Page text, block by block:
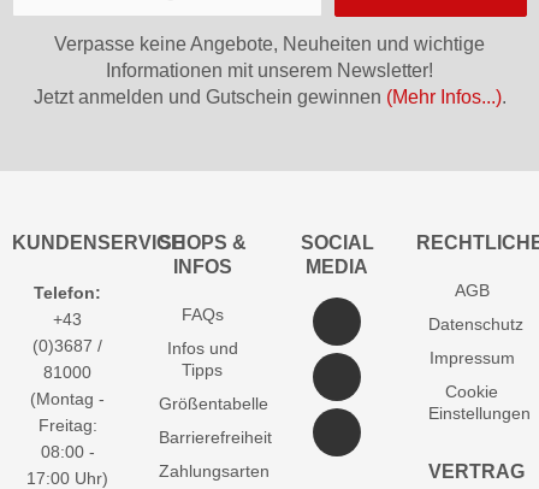
Verpasse keine Angebote, Neuheiten und wichtige
Informationen mit unserem Newsletter!
Jetzt anmelden und Gutschein gewinnen (Mehr Infos...).
KUNDENSERVICE
Telefon:
+43
(0)3687 /
81000
(Montag -
Freitag:
08:00 -
17:00 Uhr)
SHOPS &
INFOS
FAQs
Infos und
Tipps
Größentabelle
Barrierefreiheit
Zahlungsarten
SOCIAL
MEDIA
AGB
Datenschutz
Impressum
Cookie
Einstellungen
VERTRAG